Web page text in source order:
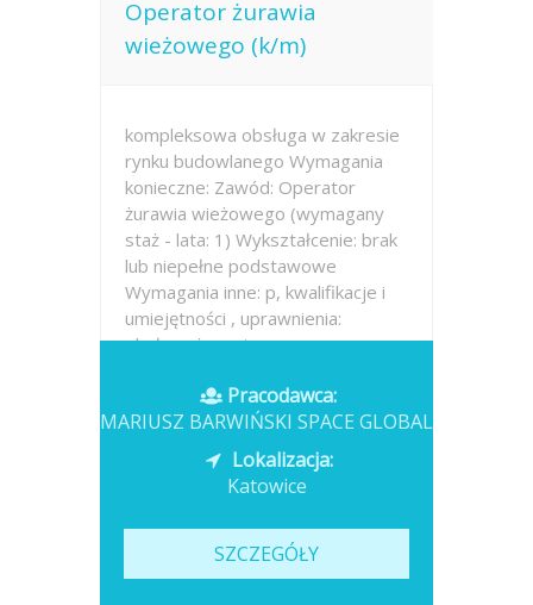
Operator żurawia
wieżowego (k/m)
kompleksowa obsługa w zakresie
rynku budowlanego Wymagania
konieczne: Zawód: Operator
żurawia wieżowego (wymagany
staż - lata: 1) Wykształcenie: brak
lub niepełne podstawowe
Wymagania inne: p, kwalifikacje i
umiejętności , uprawnienia:
obsługa żurawia...
Opublikowano: wczoraj
Pracodawca:
MARIUSZ BARWIŃSKI SPACE GLOBAL
Lokalizacja:
Katowice
SZCZEGÓŁY